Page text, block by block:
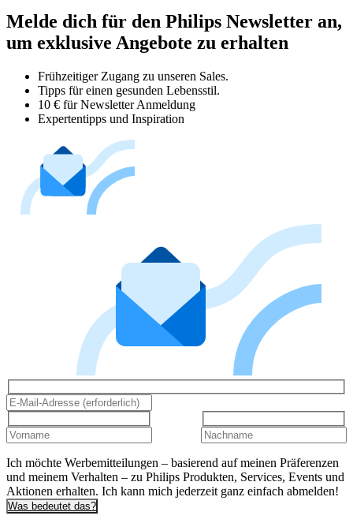
Melde dich für den Philips Newsletter an,
um exklusive Angebote zu erhalten
Frühzeitiger Zugang zu unseren Sales.
Tipps für einen gesunden Lebensstil.
10 € für Newsletter Anmeldung
Expertentipps und Inspiration
Ich möchte Werbemitteilungen – basierend auf meinen Präferenzen
und meinem Verhalten – zu Philips Produkten, Services, Events und
Aktionen erhalten. Ich kann mich jederzeit ganz einfach abmelden!
Was bedeutet das?